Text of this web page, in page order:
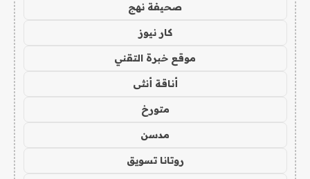
صحيفة نهج
كار نيوز
موقع خبرة التقني
أناقة أنثى
متورخ
مدسن
روتانا تسويق